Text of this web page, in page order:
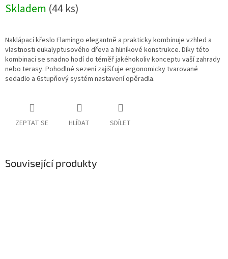
Skladem (44 ks)
Naklápací křeslo Flamingo elegantně a prakticky kombinuje vzhled a
vlastnosti eukalyptusového dřeva a hliníkové konstrukce. Díky této
kombinaci se snadno hodí do téměř jakéhokoliv konceptu vaší zahrady
nebo terasy. Pohodlné sezení zajišťuje ergonomicky tvarované
sedadlo a 6stupňový systém nastavení opěradla.
ZEPTAT SE HLÍDAT SDÍLET
Související produkty